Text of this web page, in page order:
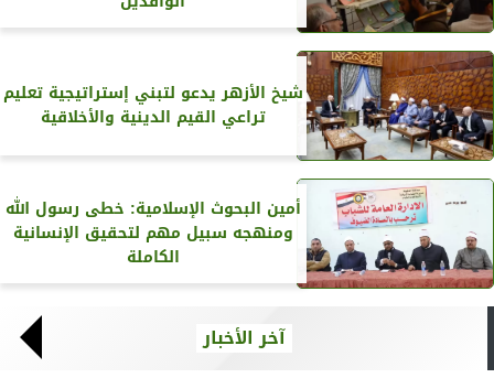
شيخ الأزهر يدعو لتبني إستراتيجية تعليم
تراعي القيم الدينية والأخلاقية
أمين البحوث الإسلامية: خطى رسول الله
ومنهجه سبيل مهم لتحقيق الإنسانية
الكاملة
آخر الأخبار